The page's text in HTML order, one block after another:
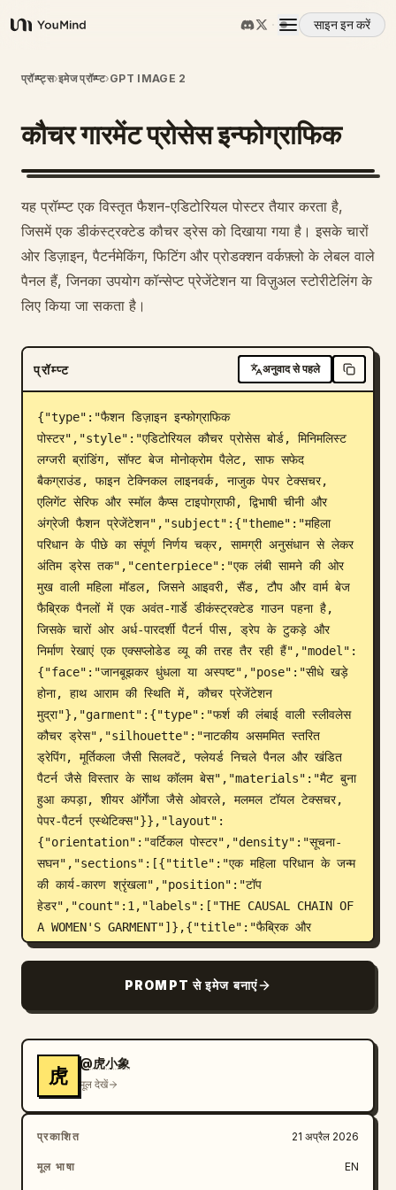
YouMind
साइन इन करें
अवलोकन
उपयोग के मामले
प्रॉम्प्ट
मूल्य निर्धारण
डाउनलोड
ब्लॉग
अपडेट
प्रॉम्प्ट्स›इमेज प्रॉम्प्ट›GPT IMAGE 2
कौचर गारमेंट प्रोसेस इन्फोग्राफिक
यह प्रॉम्प्ट एक विस्तृत फैशन-एडिटोरियल पोस्टर तैयार करता है,
जिसमें एक डीकंस्ट्रक्टेड कौचर ड्रेस को दिखाया गया है। इसके चारों
ओर डिज़ाइन, पैटर्नमेकिंग, फिटिंग और प्रोडक्शन वर्कफ़्लो के लेबल वाले
पैनल हैं, जिनका उपयोग कॉन्सेप्ट प्रेजेंटेशन या विज़ुअल स्टोरीटेलिंग के
लिए किया जा सकता है।
प्रॉम्प्ट अनुवाद से पहले
{"type":"फैशन डिज़ाइन इन्फोग्राफिक
पोस्टर","style":"एडिटोरियल कौचर प्रोसेस बोर्ड, मिनिमलिस्ट
लग्जरी ब्रांडिंग, सॉफ्ट बेज मोनोक्रोम पैलेट, साफ सफेद
बैकग्राउंड, फाइन टेक्निकल लाइनवर्क, नाजुक पेपर टेक्सचर,
एलिगेंट सेरिफ और स्मॉल कैप्स टाइपोग्राफी, द्विभाषी चीनी और
अंग्रेजी फैशन प्रेजेंटेशन","subject":{"theme":"महिला
परिधान के पीछे का संपूर्ण निर्णय चक्र, सामग्री अनुसंधान से लेकर
अंतिम ड्रेस तक","centerpiece":"एक लंबी सामने की ओर
मुख वाली महिला मॉडल, जिसने आइवरी, सैंड, टौप और वार्म बेज
फैब्रिक पैनलों में एक अवंत-गार्डे डीकंस्ट्रक्टेड गाउन पहना है,
जिसके चारों ओर अर्ध-पारदर्शी पैटर्न पीस, ड्रेप के टुकड़े और
निर्माण रेखाएं एक एक्सप्लोडेड व्यू की तरह तैर रही हैं","model":
{"face":"जानबूझकर धुंधला या अस्पष्ट","pose":"सीधे खड़े
होना, हाथ आराम की स्थिति में, कौचर प्रेजेंटेशन
मुद्रा"},"garment":{"type":"फर्श की लंबाई वाली स्लीवलेस
कौचर ड्रेस","silhouette":"नाटकीय असममित स्तरित
ड्रेपिंग, मूर्तिकला जैसी सिलवटें, फ्लेयर्ड निचले पैनल और खंडित
पैटर्न जैसे विस्तार के साथ कॉलम बेस","materials":"मैट बुना
हुआ कपड़ा, शीयर ऑर्गेंजा जैसे ओवरले, मलमल टॉयल टेक्सचर,
पेपर-पैटर्न एस्थेटिक्स"}},"layout":
{"orientation":"वर्टिकल पोस्टर","density":"सूचना-
सघन","sections":[{"title":"एक महिला परिधान के जन्म
की कार्य-कारण श्रृंखला","position":"टॉप
हेडर","count":1,"labels":["THE CAUSAL CHAIN OF
A WOMEN'S GARMENT"]},{"title":"फैब्रिक और
सामग्री","position":"ऊपरी
संरचना","फैब्रिक निर्माण","वजन","ड्रेप","सतह का
टेक्सचर"]},{"title":"प्रेरणा और
मध्य","count":6,"labels":["प्रेरणा का स्रोत","रंग
दिशा","महिला छवि","अवसर का निर्धारण","सिल्हूट का
इरादा","डिज़ाइन स्केच"]},{"title":"डिज़ाइन और
रूपरेखा","position":"बायां निचला-
मध्य","count":7,"labels":["ड्रेप स्केच","निर्माण
रेखा","फॉर्म स्केच संबंध","वॉल्यूम लाइन","वियर लाइन","मूवमेंट
PROMPT से इमेज बनाएं
虎
@虎小象
मूल देखें
प्रकाशित 21 अप्रैल 2026
मूल भाषा EN